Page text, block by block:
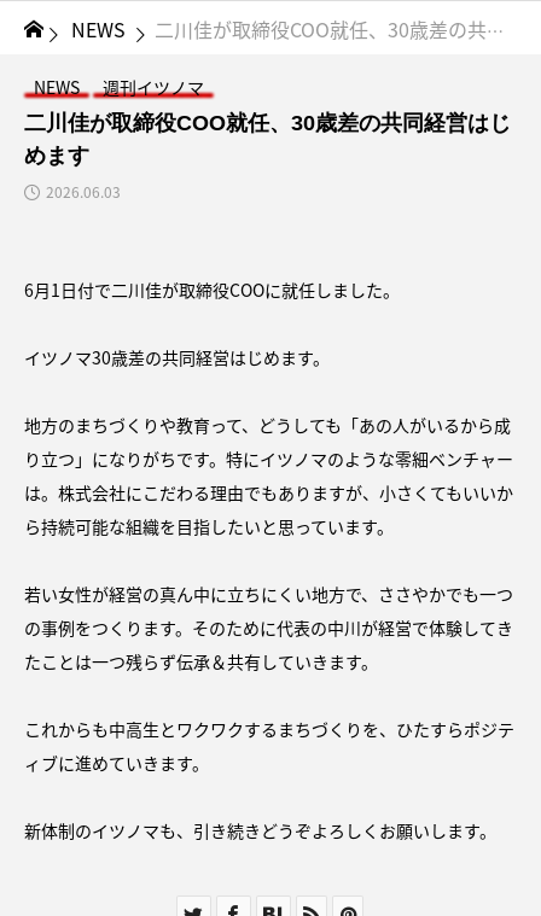
NEWS 二川佳が取締役COO就任、30歳差の共同経営はじめます
NEWS
週刊イツノマ
二川佳が取締役COO就任、30歳差の共同経営はじ
めます
2026.06.03
6月1日付で二川佳が取締役COOに就任しました。
イツノマ30歳差の共同経営はじめます。
地方のまちづくりや教育って、どうしても「あの人がいるから成
り立つ」になりがちです。特にイツノマのような零細ベンチャー
は。株式会社にこだわる理由でもありますが、小さくてもいいか
ら持続可能な組織を目指したいと思っています。
若い女性が経営の真ん中に立ちにくい地方で、ささやかでも一つ
の事例をつくります。そのために代表の中川が経営で体験してき
たことは一つ残らず伝承＆共有していきます。
これからも中高生とワクワクするまちづくりを、ひたすらポジテ
ィブに進めていきます。
新体制のイツノマも、引き続きどうぞよろしくお願いします。